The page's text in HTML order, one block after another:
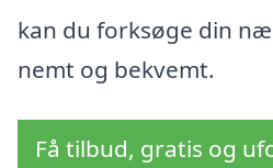
kan du forksøge din
nemt og bekvemt.
Få tilbud, gratis og